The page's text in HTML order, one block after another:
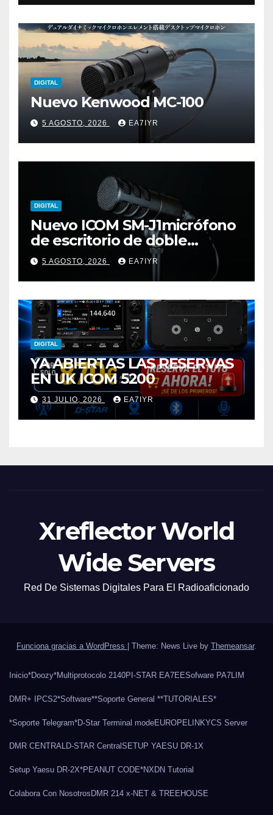
DIGITAL
Nuevo Kenwood MC-100
5 AGOSTO, 2026 EA7IYR
DIGITAL
Nuevo ICOM SM-J1micrófono
de escritorio de doble
elemento premium
5 AGOSTO, 2026 EA7IYR
DIGITAL
YA ABIERTAS LAS RESERVAS
EN UK ICOM 5200
31 JULIO, 2026 EA7IYR
Xreflector World
Wide Servers
Red De Sistemas Digitales Para El Radioaficionado
Funciona gracias a WordPress | Theme: News Live by Themeansar.
Inicio*Doozy*Multiprotocolo 2140PI-STAR EA7EESofware PA7LIM
DMR+ IPCS2*Software**Soporte General **TUTORIALES*
*Soporte Telegram*D-Star Terminal modeEUROPELINKYCS Server
DMR CENTRALD-STAR CentralSETUP YAESU DR-1X
Setup Yaesu DR-2X*PEANUT CODE*NXDN Tutorial
Colabora Con Nosotros DMR 214 x-NET & TREEHOUSE